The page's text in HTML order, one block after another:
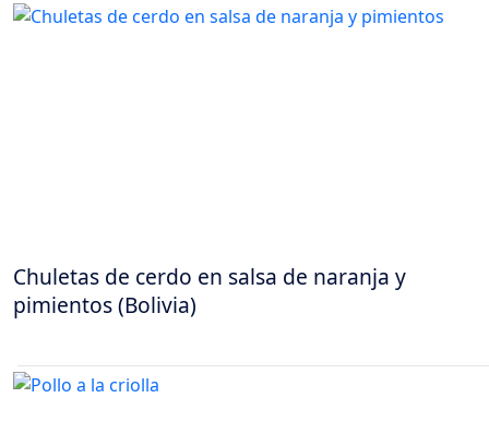
Chuletas de cerdo en salsa de naranja y
pimientos (Bolivia)